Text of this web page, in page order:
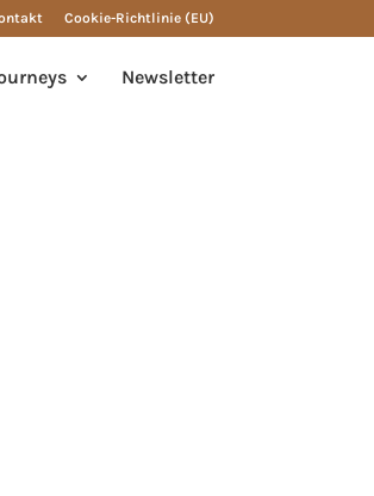
Cookie-Richtlinie (EU)
Newsletter